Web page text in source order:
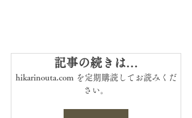
記事の続きは…
hikarinouta.com を定期購読してお読みくだ
さい。